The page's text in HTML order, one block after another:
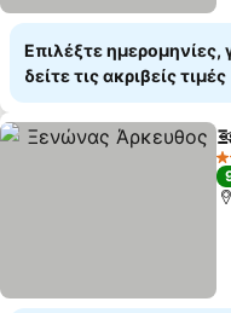
Επιλέξτε ημερομηνίες,
δείτε τις ακριβείς τιμές
3